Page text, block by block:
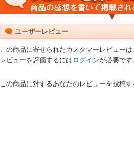
ユーザーレビュー
この商品に寄せられたカスタマーレビューは
レビューを評価するには ログインが必要です
この商品に対するあなたのレビューを投稿す